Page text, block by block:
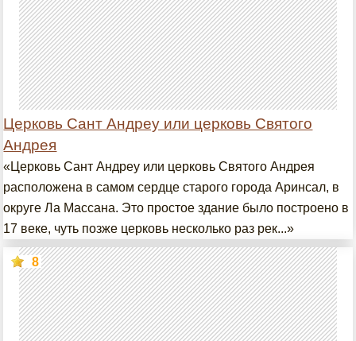
Церковь Сант Андреу или церковь Святого
Андрея
«Церковь Сант Андреу или церковь Святого Андрея
расположена в самом сердце старого города Аринсал, в
округе Ла Массана. Это простое здание было построено в
17 веке, чуть позже церковь несколько раз рек...»
8